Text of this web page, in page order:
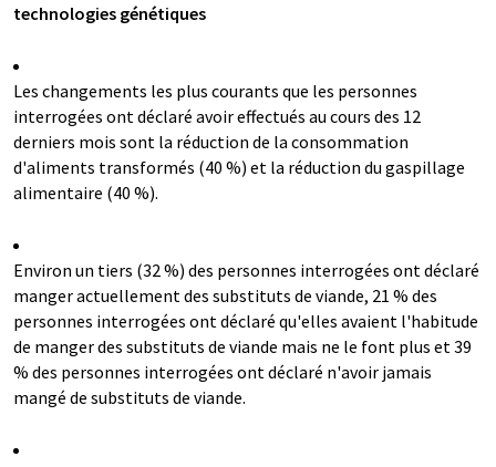
technologies génétiques
Les changements les plus courants que les personnes
interrogées ont déclaré avoir effectués au cours des 12
derniers mois sont la réduction de la consommation
d'aliments transformés (40 %) et la réduction du gaspillage
alimentaire (40 %).
Environ un tiers (32 %) des personnes interrogées ont déclaré
manger actuellement des substituts de viande, 21 % des
personnes interrogées ont déclaré qu'elles avaient l'habitude
de manger des substituts de viande mais ne le font plus et 39
% des personnes interrogées ont déclaré n'avoir jamais
mangé de substituts de viande.